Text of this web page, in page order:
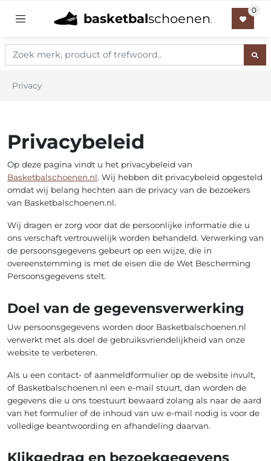
basketbalschoenen.
Privacy
Privacybeleid
Op deze pagina vindt u het privacybeleid van
Basketbalschoenen.nl. Wij hebben dit privacybeleid opgesteld
omdat wij belang hechten aan de privacy van de bezoekers
van Basketbalschoenen.nl.
Wij dragen er zorg voor dat de persoonlijke informatie die u
ons verschaft vertrouwelijk worden behandeld. Verwerking van
de persoonsgegevens gebeurt op een wijze, die in
overeenstemming is met de eisen die de Wet Bescherming
Persoonsgegevens stelt.
Doel van de gegevensverwerking
Uw persoonsgegevens worden door Basketbalschoenen.nl
verwerkt met als doel de gebruiksvriendelijkheid van onze
website te verbeteren.
Als u een contact- of aanmeldformulier op de website invult,
of Basketbalschoenen.nl een e-mail stuurt, dan worden de
gegevens die u ons toestuurt bewaard zolang als naar de aard
van het formulier of de inhoud van uw e-mail nodig is voor de
volledige beantwoording en afhandeling daarvan.
Klikgedrag en bezoekgegevens